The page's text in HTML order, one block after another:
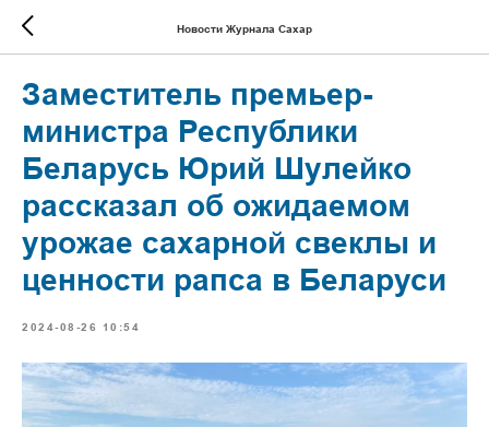
Новости Журнала Сахар
Заместитель премьер-
министра Республики
Беларусь Юрий Шулейко
рассказал об ожидаемом
урожае сахарной свеклы и
ценности рапса в Беларуси
2024-08-26 10:54